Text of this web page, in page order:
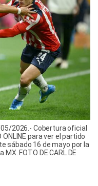
05/2026.- Cobertura oficial
para ver el partido
sábado 16 de mayo por la
FOTO DE CARL DE